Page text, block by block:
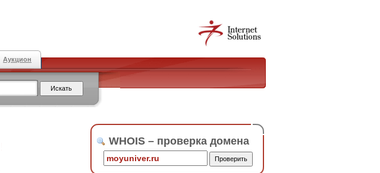
Аукцион
WHOIS – проверка домена